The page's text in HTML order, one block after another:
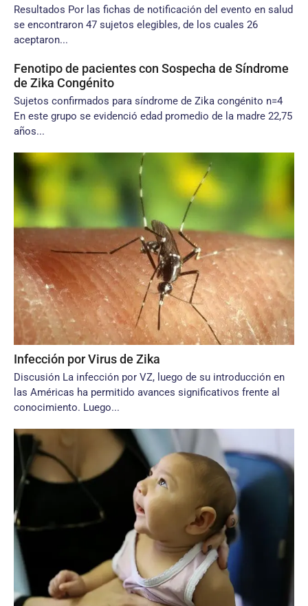
Resultados Por las fichas de notificación del evento en salud
se encontraron 47 sujetos elegibles, de los cuales 26
aceptaron...
Fenotipo de pacientes con Sospecha de Síndrome
de Zika Congénito
Sujetos confirmados para síndrome de Zika congénito n=4
En este grupo se evidenció edad promedio de la madre 22,75
años...
Infección por Virus de Zika
Discusión La infección por VZ, luego de su introducción en
las Américas ha permitido avances significativos frente al
conocimiento. Luego...